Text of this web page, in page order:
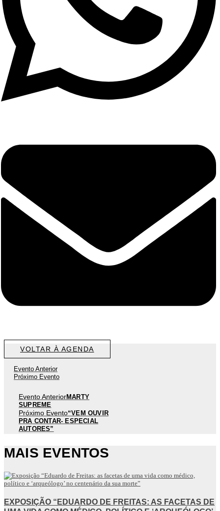
VOLTAR À AGENDA
Evento Anterior
Próximo Evento
Evento AnteriorMARTY
SUPREME
Próximo Evento“VEM OUVIR
PRA CONTAR- ESPECIAL
AUTORES”
MAIS EVENTOS
EXPOSIÇÃO “EDUARDO DE FREITAS: AS FACETAS DE